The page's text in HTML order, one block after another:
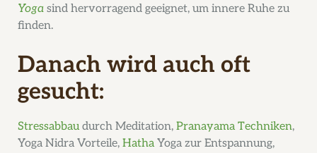
Yoga sind hervorragend geeignet, um innere Ruhe zu
finden.
Danach wird auch oft
gesucht:
Stressabbaudurch Meditation, Pranayama Techniken,
Yoga Nidra Vorteile, Hatha Yoga zur Entspannung,